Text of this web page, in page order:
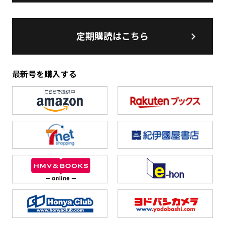
定期購読はこちら
最新号を購入する